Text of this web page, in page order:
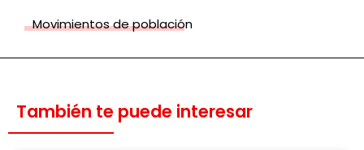
Movimientos de población
También te puede interesar